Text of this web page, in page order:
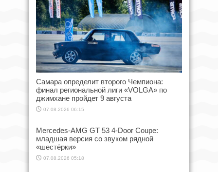
Самара определит второго Чемпиона:
финал региональной лиги «VOLGA» по
джимхане пройдет 9 августа
07.08.2026 06:15
Mercedes-AMG GT 53 4-Door Coupe:
младшая версия со звуком рядной
«шестёрки»
07.08.2026 05:18